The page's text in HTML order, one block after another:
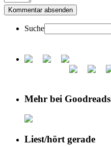
Suche
Mehr bei Goodreads
Liest/hört gerade